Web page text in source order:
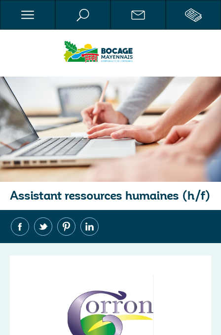
Assistant ressources humaines (h/f)